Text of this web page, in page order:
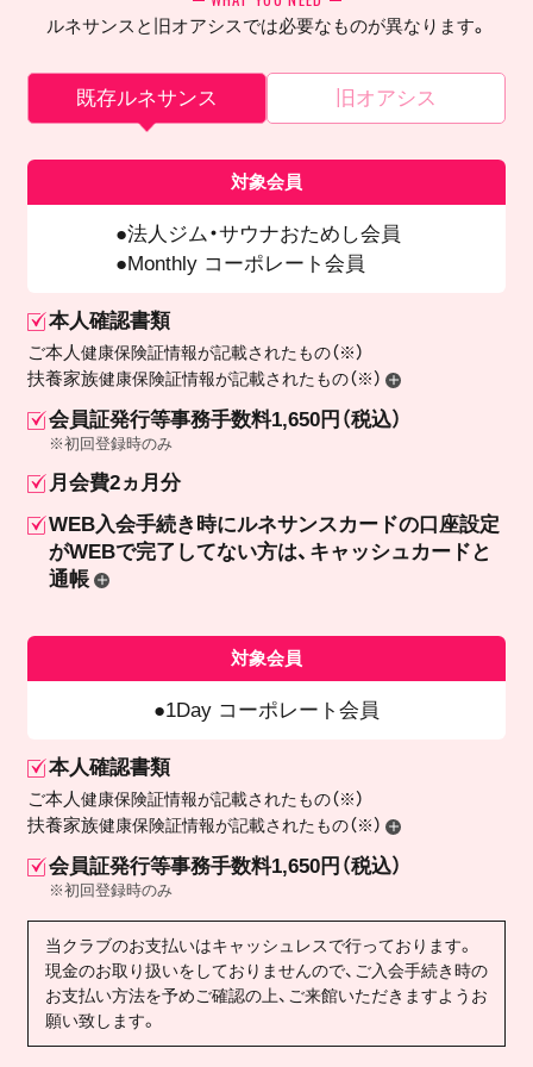
ルネサンスと旧オアシスでは必要なものが異なります。
既存ルネサンス 旧オアシス
対象会員
法人ジム・サウナおためし会員
Monthly コーポレート会員
本人確認書類
ご本人健康保険証情報が記載されたもの（※）
扶養家族健康保険証情報が記載されたもの（※）
会員証発行等事務手数料1,650円（税込）
※初回登録時のみ
月会費2ヵ月分
WEB入会手続き時にルネサンスカードの口座設定
がWEBで完了してない方は、キャッシュカードと
通帳
対象会員
1Day コーポレート会員
本人確認書類
ご本人健康保険証情報が記載されたもの（※）
扶養家族健康保険証情報が記載されたもの（※）
会員証発行等事務手数料1,650円（税込）
※初回登録時のみ
当クラブのお支払いはキャッシュレスで行っております。
現金のお取り扱いをしておりませんので、ご入会手続き時の
お支払い方法を予めご確認の上、ご来館いただきますようお
願い致します。